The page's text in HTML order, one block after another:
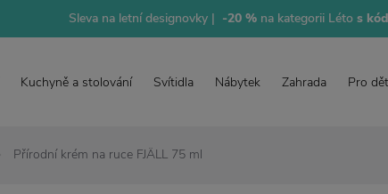
Sleva na letní designovky | -20 %na kategorii Létos
Kuchyně a stolování Svítidla Nábytek Zahrada Pro
Přírodní krém na ruce FJÄLL 75 ml